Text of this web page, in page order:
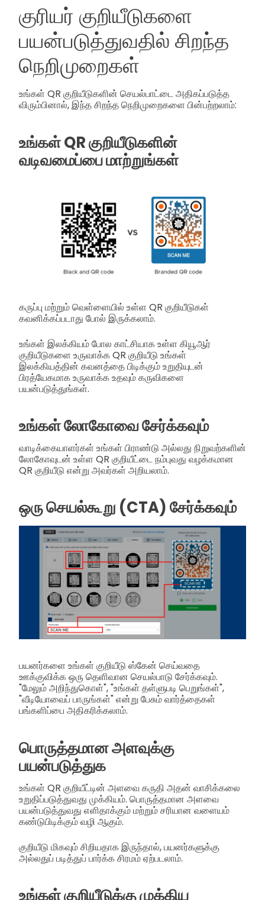
குரியர் குறியீடுகளை
பயன்படுத்துவதில் சிறந்த
நெறிமுறைகள்
உங்கள் QR குறியீடுகளின் செயல்பாட்டை அதிகப்படுத்த
விரும்பினால், இந்த சிறந்த நெறிமுறைகளை பின்பற்றலாம்:
உங்கள் QR குறியீடுகளின்
வடிவமைப்பை மாற்றுங்கள்
கருப்பு மற்றும் வெள்ளையில் உள்ள QR குறியீடுகள்
கவனிக்கப்படாது போல் இருக்கலாம்.
உங்கள் இலக்கியம் போல காட்சியாக உள்ள கியூஆர்
குறியீடுகளை உருவாக்க QR குறியீடு உங்கள்
இலக்கியத்தின் கவனத்தை பிடிக்கும் உறுதியுடன்
பிரத்யேகமாக உருவாக்க உதவும் கருவிகளை
பயன்படுத்துங்கள்.
உங்கள் லோகோவை சேர்க்கவும்
வாடிக்கையாளர்கள் உங்கள் பிராண்டு அல்லது நிறுவற்களின்
லோகோவுடன் உள்ள QR குறியீட்டை நம்புவது வழக்கமான
QR குறியீடு என்று அவர்கள் அறியலாம்.
ஒரு செயல்கூறு (CTA) சேர்க்கவும்
பயனர்களை உங்கள் குறியீடு ஸ்கேன் செய்வதை
ஊக்குவிக்க ஒரு தெளிவான செயல்பாடு சேர்க்கவும்.
"மேலும் அறிந்துகொள்", "உங்கள் தள்ளுபடி பெறுங்கள்",
"வீடியோவைப் பாருங்கள்" என்று பேசும் வார்த்தைகள்
பங்களிப்பை அதிகரிக்கலாம்.
பொருத்தமான அளவுக்கு
பயன்படுத்துக
உங்கள் QR குறியீட்டின் அளவை கருதி அதன் வாசிக்கலை
உறுதிப்படுத்துவது முக்கியம். பொருத்தமான அளவை
பயன்படுத்துவது எளிதாக்கும் மற்றும் சரியான வளையம்
கண்டுபிடிக்கும் வழி ஆகும்.
குறியீடு மிகவும் சிறியதாக இருந்தால், பயனர்களுக்கு
அல்லதுப் படித்துப் பார்க்க சிரமம் ஏற்படலாம்.
உங்கள் குறியீடுக்கு முக்கிய